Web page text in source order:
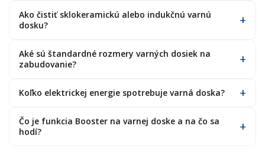
Ako čistiť sklokeramickú alebo indukčnú varnú
dosku?
Aké sú štandardné rozmery varných dosiek na
zabudovanie?
Koľko elektrickej energie spotrebuje varná doska?
Čo je funkcia Booster na varnej doske a na čo sa
hodí?